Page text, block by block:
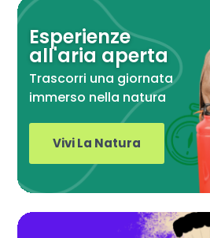
Esperienze
all'aria aperta
Trascorri una giornata
immerso nella natura
Vivi La Natura